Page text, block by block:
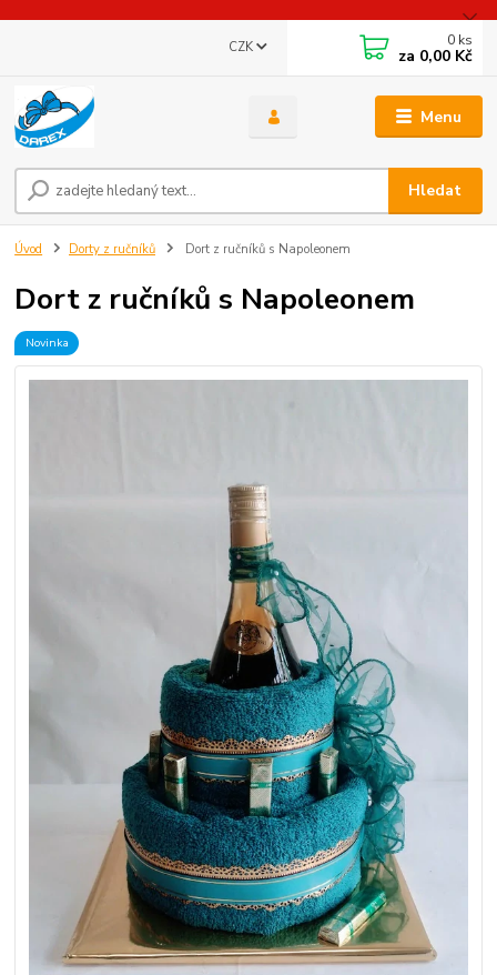
Menu
CZK
Hledat
0 ks
za 0,00 Kč
Úvod Dorty z ručníků Dort z ručníků s Napoleonem
Dort z ručníků s Napoleonem
Novinka